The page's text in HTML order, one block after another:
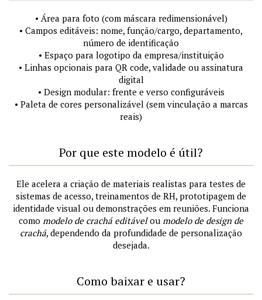
• Área para foto (com máscara redimensionável)
• Campos editáveis: nome, função/cargo, departamento,
número de identificação
• Espaço para logotipo da empresa/instituição
• Linhas opcionais para QR code, validade ou assinatura
digital
• Design modular: frente e verso configuráveis
• Paleta de cores personalizável (sem vinculação a marcas
reais)
Por que este modelo é útil?
Ele acelera a criação de materiais realistas para testes de
sistemas de acesso, treinamentos de RH, prototipagem de
identidade visual ou demonstrações em reuniões. Funciona
como modelo de crachá editávelou modelo de design de
crachá, dependendo da profundidade de personalização
desejada.
Como baixar e usar?